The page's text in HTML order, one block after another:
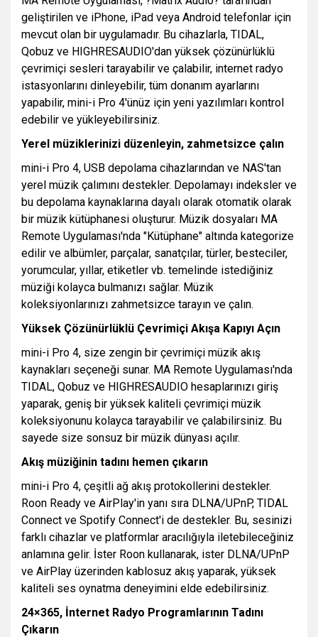
geliştirilen ve iPhone, iPad veya Android telefonlar için
mevcut olan bir uygulamadır. Bu cihazlarla, TIDAL,
Qobuz ve HIGHRESAUDIO'dan yüksek çözünürlüklü
çevrimiçi sesleri tarayabilir ve çalabilir, internet radyo
istasyonlarını dinleyebilir, tüm donanım ayarlarını
yapabilir, mini-i Pro 4'ünüz için yeni yazılımları kontrol
edebilir ve yükleyebilirsiniz.
Yerel müziklerinizi düzenleyin, zahmetsizce çalın
mini-i Pro 4, USB depolama cihazlarından ve NAS'tan
yerel müzik çalımını destekler. Depolamayı indeksler ve
bu depolama kaynaklarına dayalı olarak otomatik olarak
bir müzik kütüphanesi oluşturur. Müzik dosyaları MA
Remote Uygulaması'nda "Kütüphane" altında kategorize
edilir ve albümler, parçalar, sanatçılar, türler, besteciler,
yorumcular, yıllar, etiketler vb. temelinde istediğiniz
müziği kolayca bulmanızı sağlar. Müzik
koleksiyonlarınızı zahmetsizce tarayın ve çalın.
Yüksek Çözünürlüklü Çevrimiçi Akışa Kapıyı Açın
mini-i Pro 4, size zengin bir çevrimiçi müzik akış
kaynakları seçeneği sunar. MA Remote Uygulaması'nda
TIDAL, Qobuz ve HIGHRESAUDIO hesaplarınızı giriş
yaparak, geniş bir yüksek kaliteli çevrimiçi müzik
koleksiyonunu kolayca tarayabilir ve çalabilirsiniz. Bu
sayede size sonsuz bir müzik dünyası açılır.
Akış müziğinin tadını hemen çıkarın
mini-i Pro 4, çeşitli ağ akış protokollerini destekler.
Roon Ready ve AirPlay'in yanı sıra DLNA/UPnP, TIDAL
Connect ve Spotify Connect'i de destekler. Bu, sesinizi
farklı cihazlar ve platformlar aracılığıyla iletebileceğiniz
anlamına gelir. İster Roon kullanarak, ister DLNA/UPnP
ve AirPlay üzerinden kablosuz akış yaparak, yüksek
kaliteli ses oynatma deneyimini elde edebilirsiniz.
24×365, İnternet Radyo Programlarının Tadını
Çıkarın